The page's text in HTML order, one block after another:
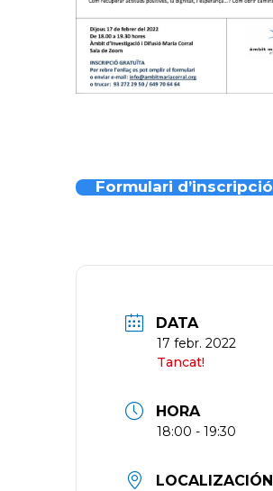
Formulari d’inscripció
DATA
17 febr. 2022
Tancat!
HORA
18:00 - 19:30
LOCALIZACIÓN